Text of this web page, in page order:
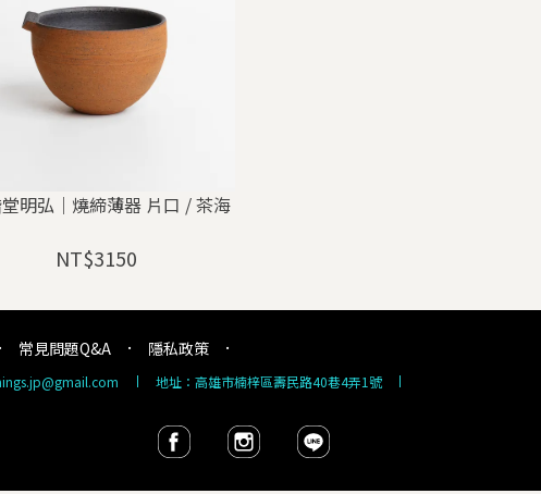
明弘｜燒締薄器 片口 / 茶海
NT$3150
常見問題Q&A 隱私政策
地址：高雄市楠梓區壽民路40巷4弄1號